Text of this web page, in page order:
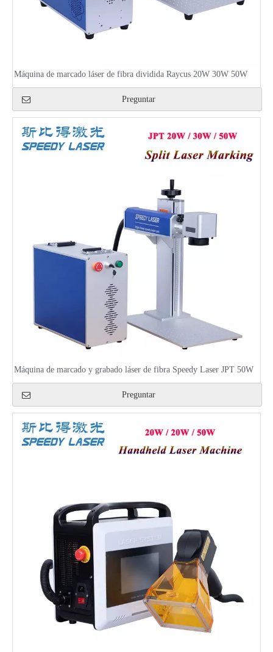
Máquina de marcado láser de fibra dividida Raycus 20W 30W 50W
Preguntar
Máquina de marcado y grabado láser de fibra Speedy Laser JPT 50W
Preguntar